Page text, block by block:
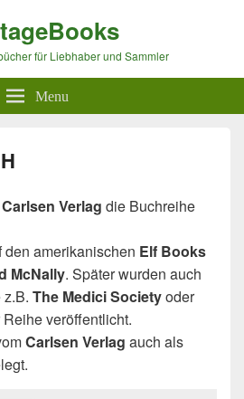
für Liebhaber und Sammler
Menu
Carlsen Verlag die Buchreihe
amerikanischen Elf Books
McNally. Später wurden auch
The Medici Societyoder
veröffentlicht.
Carlsen Verlag auch als